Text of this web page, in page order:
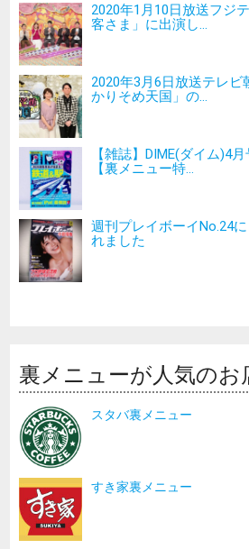
2020年1月10日放送フジ
客さま」に出演し...
2020年3月6日放送テレ
かりそめ天国」の...
【雑誌】DIME(ダイム)4
【裏メニュー特...
週刊プレイボーイNo.24
れました
裏メニューが人気のお
スタバ裏メニュー
すき家裏メニュー